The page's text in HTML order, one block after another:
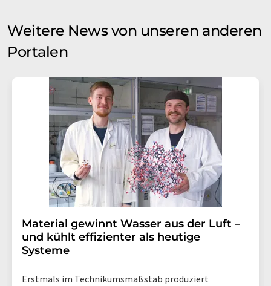
Weitere News von unseren anderen
Portalen
Material gewinnt Wasser aus der Luft –
und kühlt effizienter als heutige
Systeme
Erstmals im Technikumsmaßstab produziert